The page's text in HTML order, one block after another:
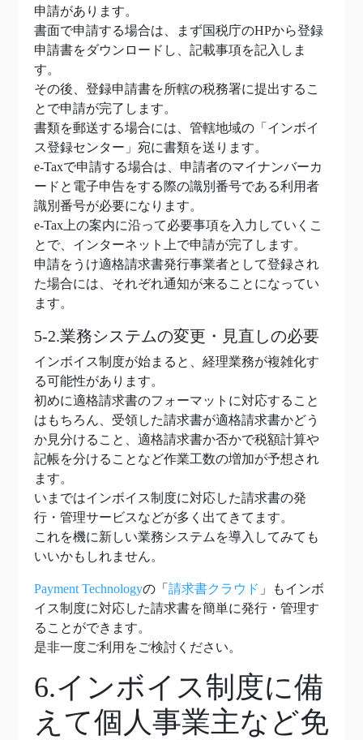
申請があります。
書面で申請する場合は、まず国税庁のHPから登録
申請書をダウンロードし、記載事項を記入しま
す。
その後、登録申請書を所轄の税務署に提出するこ
とで申請が完了します。
書類を郵送する場合には、管轄地域の「インボイ
ス登録センター」宛に書類を送ります。
e-Taxで申請する場合は、申請者のマイナンバーカ
ードと電子申告をする際の識別番号である利用者
識別番号が必要になります。
e-Tax上の案内に沿って必要事項を入力していくこ
とで、インターネット上で申請が完了します。
申請をうけ適格請求書発行事業者として登録され
た場合には、それぞれ通知が来ることになってい
ます。
5-2.業務システムの変更・見直しの必要
インボイス制度が始まると、経理業務が複雑化す
る可能性があります。
初めに適格請求書のフォーマットに対応すること
はもちろん、受領した請求書が適格請求書かどう
か見分けること、適格請求書か否かで税額計算や
記帳を分けることなど作業工数の増加が予想され
ます。
いまではインボイス制度に対応した請求書の発
行・管理サービスなどが多く出てきてます。
これを機に新しい業務システムを導入してみても
いいかもしれません。
Payment Technologyの「 請求書クラウド 」もインボ
イス制度に対応した請求書を簡単に発行・管理す
ることができます。
是非一度ご利用をご検討ください。
6.インボイス制度に備
えて個人事業主など免